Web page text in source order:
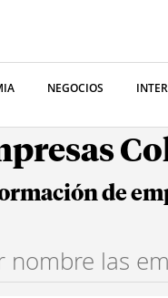
NEGOCIOS
de